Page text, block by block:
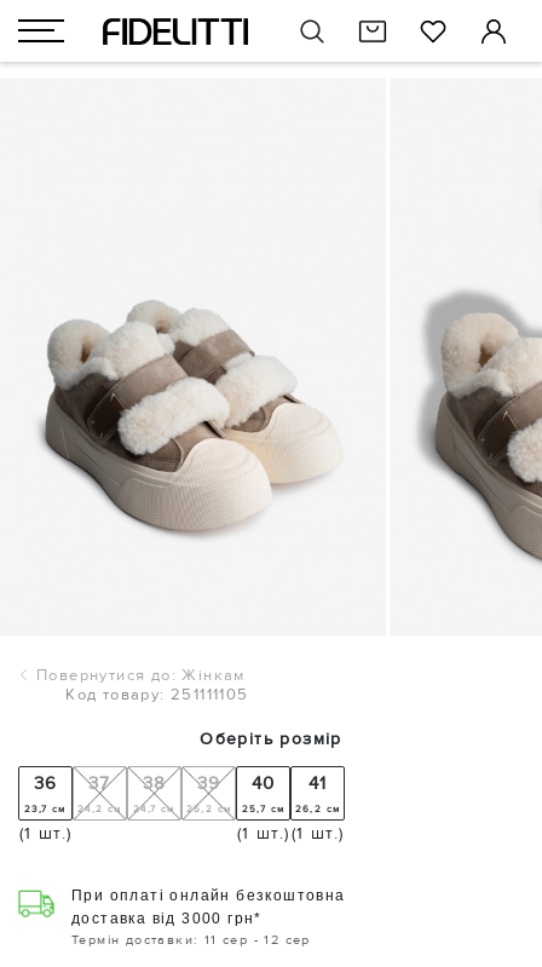
Повернутися до: Жінкам
Код товару: 251111105
Оберіть розмір
36
23,7 см
(1 шт.)
37
24,2 см
38
24,7 см
39
25,2 см
40
25,7 см
(1 шт.)
41
26,2 см
(1 шт.)
При оплаті онлайн безкоштовна
доставка від 3000 грн*
Термін доставки: 11 сер - 12 сер